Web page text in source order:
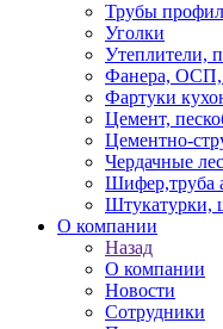
Трубы
Уголки
Утеплители,
Фанера, ОСП,
Фартуки
Цемент,
Цементно-
Чердачные
Шифер,труба
Штукатурки,
О компании
Назад
О компании
Новости
Сотрудники